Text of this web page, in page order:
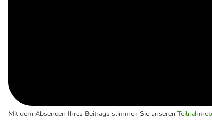
Mit dem Absenden Ihres Beitrags stimmen Sie unseren